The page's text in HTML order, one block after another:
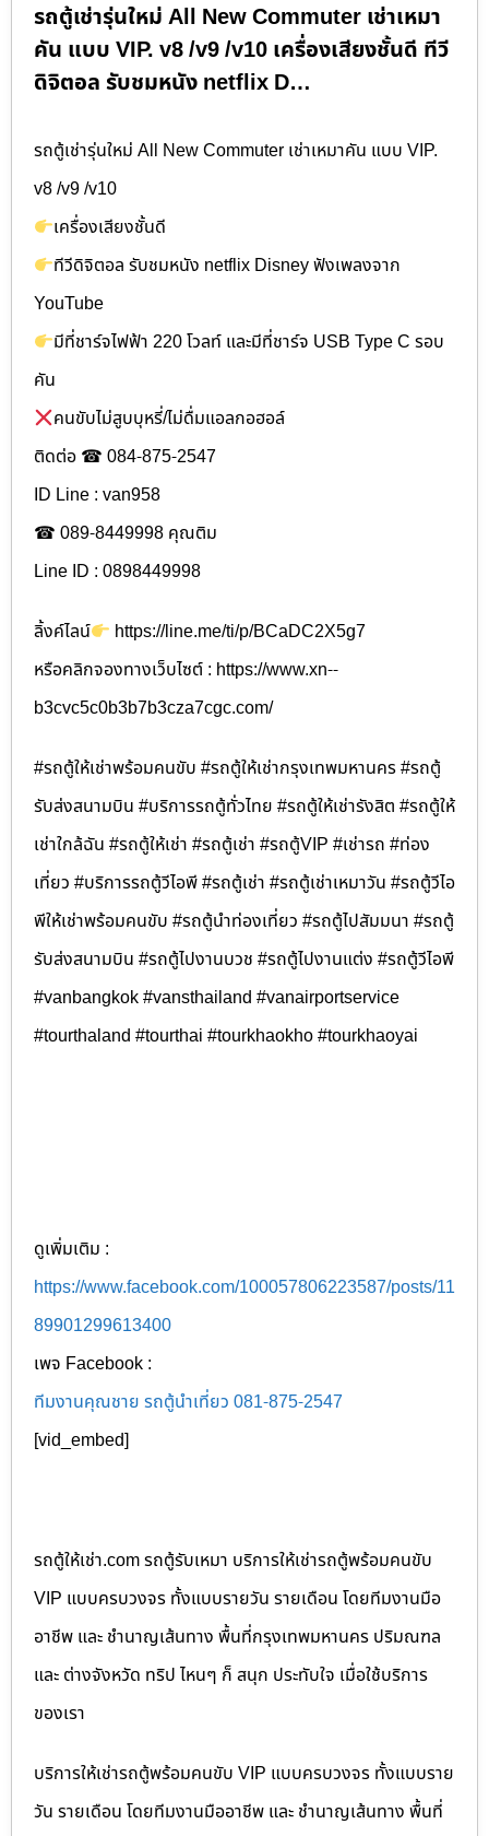
รถตู้เช่ารุ่นใหม่ All New Commuter เช่าเหมา
คัน แบบ VIP. v8 /v9 /v10 เครื่องเสียงชั้นดี ทีวี
ดิจิตอล รับชมหนัง netflix D…
รถตู้เช่ารุ่นใหม่ All New Commuter เช่าเหมาคัน แบบ VIP.
v8 /v9 /v10
เครื่องเสียงชั้นดี
ทีวีดิจิตอล รับชมหนัง netflix Disney ฟังเพลงจาก
YouTube
มีที่ชาร์จไฟฟ้า 220 โวลท์ และมีที่ชาร์จ USB Type C รอบ
คัน
คนขับไม่สูบบุหรี่/ไม่ดื่มแอลกอฮอล์
ติดต่อ ☎ 084-875-2547
ID Line : van958
☎ 089-8449998 คุณติม
Line ID : 0898449998
ลิ้งค์ไลน์
https://line.me/ti/p/BCaDC2X5g7
หรือคลิกจองทางเว็บไซต์ : https://www.xn--
b3cvc5c0b3b7b3cza7cgc.com/
#รถตู้ให้เช่าพร้อมคนขับ #รถตู้ให้เช่ากรุงเทพมหานคร #รถตู้
รับส่งสนามบิน #บริการรถตู้ทั่วไทย #รถตู้ให้เช่ารังสิต #รถตู้ให้
เช่าใกล้ฉัน #รถตู้ให้เช่า #รถตู้เช่า #รถตู้VIP #เช่ารถ #ท่อง
เที่ยว #บริการรถตู้วีไอพี #รถตู้เช่า #รถตู้เช่าเหมาวัน #รถตู้วีไอ
พีให้เช่าพร้อมคนขับ #รถตู้นำท่องเที่ยว #รถตู้ไปสัมมนา #รถตู้
รับส่งสนามบิน #รถตู้ไปงานบวช #รถตู้ไปงานแต่ง #รถตู้วีไอพี
#vanbangkok #vansthailand #vanairportservice
#tourthaland #tourthai #tourkhaokho #tourkhaoyai
ดูเพิ่มเติม :
https://www.facebook.com/100057806223587/posts/11
89901299613400
เพจ Facebook :
ทีมงานคุณชาย รถตู้นำเที่ยว 081-875-2547
[vid_embed]
รถตู้ให้เช่า.com รถตู้รับเหมา บริการให้เช่ารถตู้พร้อมคนขับ
VIP แบบครบวงจร ทั้งแบบรายวัน รายเดือน โดยทีมงานมือ
อาชีพ และ ชำนาญเส้นทาง พื้นที่กรุงเทพมหานคร ปริมณฑล
และ ต่างจังหวัด ทริป ไหนๆ ก็ สนุก ประทับใจ เมื่อใช้บริการ
ของเรา
บริการให้เช่ารถตู้พร้อมคนขับ VIP แบบครบวงจร ทั้งแบบราย
วัน รายเดือน โดยทีมงานมืออาชีพ และ ชำนาญเส้นทาง พื้นที่